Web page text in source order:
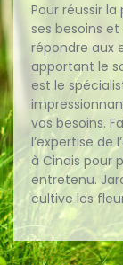
Pour réussir
ses besoins
répondre aux
apportant le
est le
vos besoins.
l’expertise de
à Cinais pour
entretenu.
cultive les